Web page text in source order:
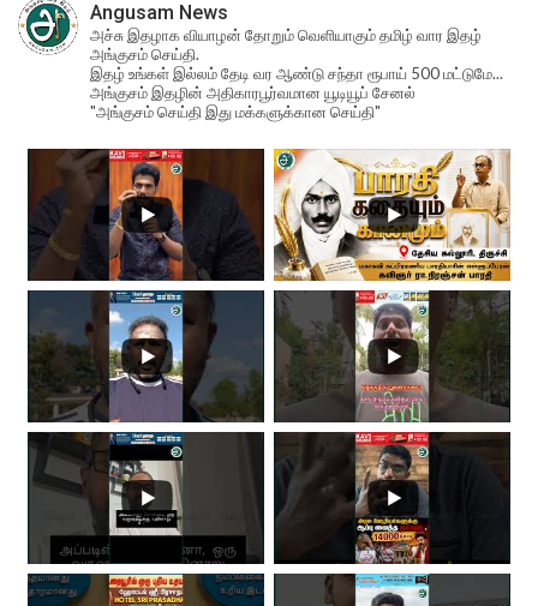
Angusam News
அச்சு இதழாக வியாழன் தோறும் வெளியாகும் தமிழ் வார இதழ்
அங்குசம் செய்தி.
இதழ் உங்கள் இல்லம் தேடி வர ஆண்டு சந்தா ரூபாய் 500 மட்டுமே...
அங்குசம் இதழின் அதிகாரபூர்வமான யூடியூப் சேனல்
"அங்குசம் செய்தி இது மக்களுக்கான செய்தி"